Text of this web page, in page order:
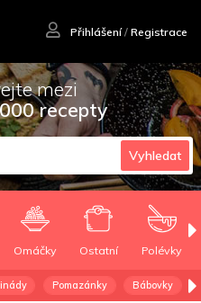
Přihlášení/ Registrace
mezi
recepty
Vyhledat
Omáčky Ostatní Polévky
Pomazánky Bábovky